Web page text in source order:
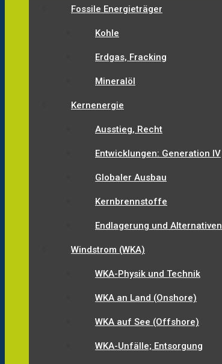
Fossile Energieträger
Kohle
Erdgas, Fracking
Mineralöl
Kernenergie
Ausstieg, Recht
Entwicklungen: Generation IV
Globaler Ausbau
Kernbrennstoffe
Endlagerung und Alternativen
Windstrom (WKA)
WKA-Physik und Technik
WKA an Land (Onshore)
WKA auf See (Offshore)
WKA-Unfälle; Entsorgung